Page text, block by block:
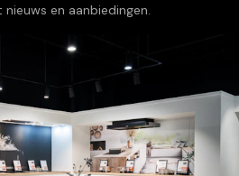
en aanbiedingen.